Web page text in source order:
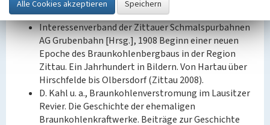
1958 bis 1997 (Hirschfelde 2008).
Interessenverband der Zittauer Schmalspurbahnen
AG Grubenbahn [Hrsg.], 1908 Beginn einer neuen
Epoche des Braunkohlenbergbaus in der Region
Zittau. Ein Jahrhundert in Bildern. Von Hartau über
Hirschfelde bis Olbersdorf (Zittau 2008).
D. Kahl u. a., Braunkohlenverstromung im Lausitzer
Revier. Die Geschichte der ehemaligen
Braunkohlenkraftwerke. Beiträge zur Geschichte